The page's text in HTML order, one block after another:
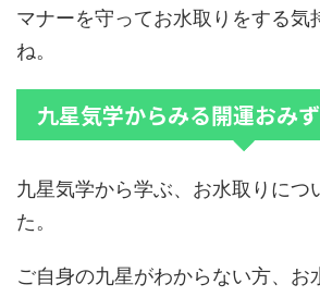
マナーを守ってお水取りをする気
ね。
九星気学からみる開運おみ
九星気学から学ぶ、お水取りにつ
た。
ご自身の九星がわからない方、お